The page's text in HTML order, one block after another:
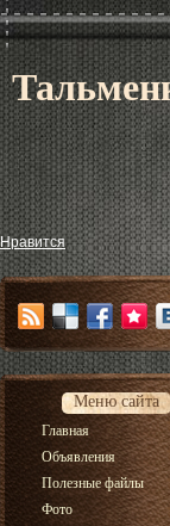
Нравится
Меню сайта
Главная
Объявления
Полезные файлы
Фото